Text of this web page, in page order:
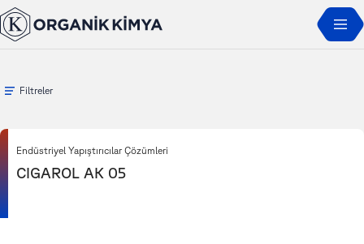
Filtreler
Endüstriyel Yapıştırıcılar Çözümleri
CIGAROL AK 05